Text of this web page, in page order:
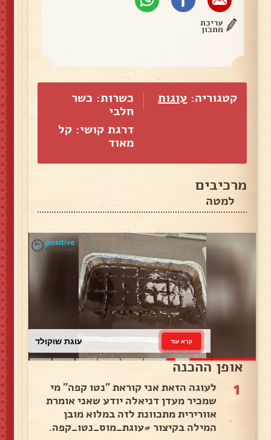
עריכת
מתכון
קטגוריה: עוגות
כשרות: כשר
חלבי
דרגת קושי: קל
מאוד
מרכיבים
למטה
עוגת שוקולד קרא עוד
אופן ההכנה
1
לעוגה הזאת אני קוראת "נטו קפה" מי
שמכיר מעדן דניאלה יודע שאני אומרת
אוורירית מתכוונת לזה במלוא מובן
המילה בקיצור #עוגת_מוס_נטו_קפה.